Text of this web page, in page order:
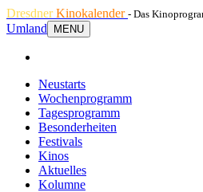
DresdnerKinokalender - Das
Umland
MENU
Neustarts
Wochenprogramm
Tagesprogramm
Besonderheiten
Festivals
Kinos
Aktuelles
Kolumne